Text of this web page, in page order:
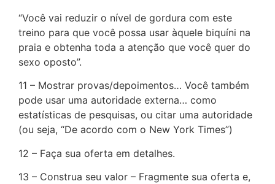
“Você vai reduzir o nível de gordura com este
treino para que você possa usar àquele biquíni na
praia e obtenha toda a atenção que você quer do
sexo oposto”.
11 – Mostrar provas/depoimentos… Você também
pode usar uma autoridade externa… como
estatísticas de pesquisas, ou citar uma autoridade
(ou seja, “De acordo com o New York Times”)
12 – Faça sua oferta em detalhes.
13 – Construa seu valor – Fragmente sua oferta e,